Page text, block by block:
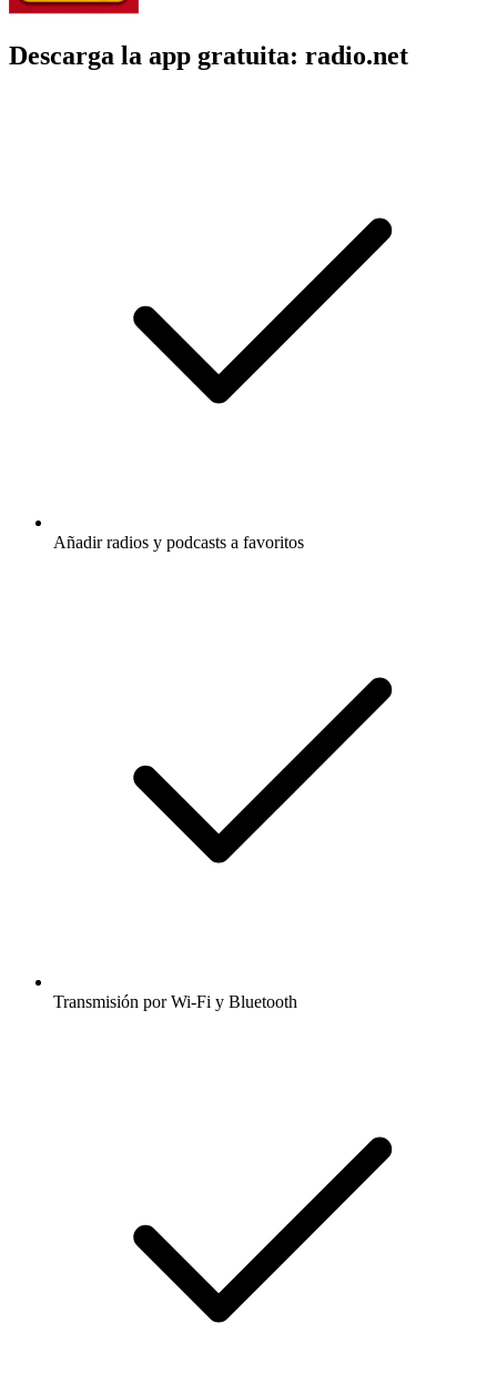
Descarga la app gratuita: radio.net
Añadir radios y podcasts a favoritos
Transmisión por Wi-Fi y Bluetooth